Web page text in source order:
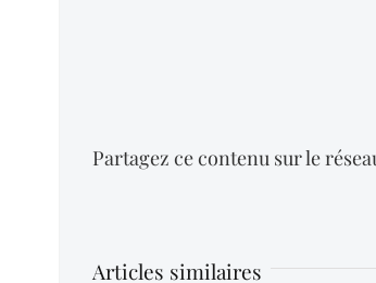
Partagez ce contenu sur le
Articles similaires